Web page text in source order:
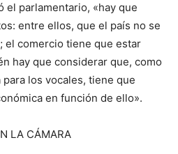
el parlamentario, «hay que
entre ellos, que el país no se
el comercio tiene que estar
hay que considerar que, como
los vocales, tiene que
en función de ello».
LA CÁMARA